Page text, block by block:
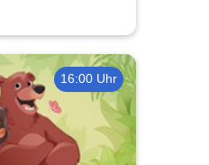
16:00 Uhr